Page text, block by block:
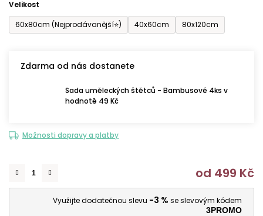
Velikost
60x80cm (Nejprodávanější⭐)
40x60cm 80x120cm
Zdarma od nás dostanete
Sada uměleckých štětců - Bambusové 4ks v
hodnotě 49 Kč
Možnosti dopravy a platby
od 499 Kč
Využijte dodatečnou slevu -3 % se slevovým kódem
3PROMO